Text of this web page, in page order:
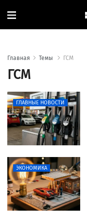
Главная Темы ГСМ
ГСМ
ГЛАВНЫЕ НОВОСТИ
ЭКОНОМИКА